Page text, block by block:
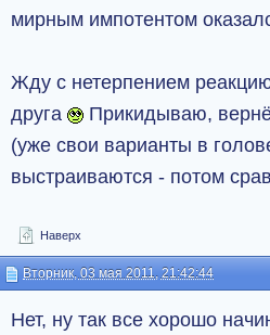
мирным импотентом
Жду с нетерпением
друга
Прикидываю,
(уже свои варианты в
выстраиваются - потом
Наверх
Вторник, 03 мая 2011, 21:42:44
Нет, ну так все хорошо